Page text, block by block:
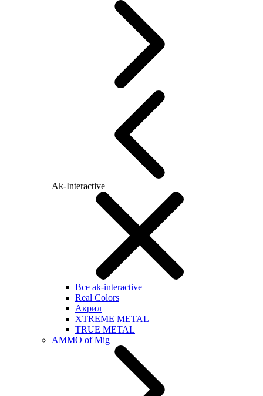
Ak-Interactive
Все ak-interactive
Real Colors
Акрил
XTREME METAL
TRUE METAL
AMMO of Mig